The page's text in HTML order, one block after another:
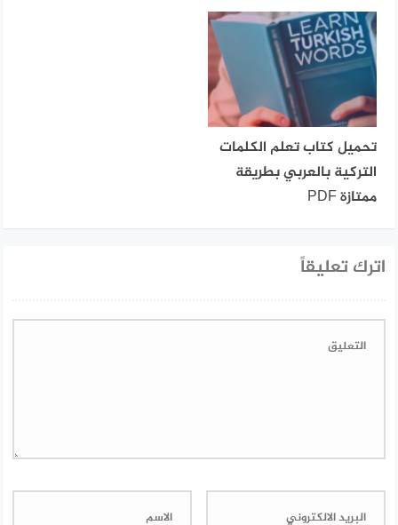
تحميل كتاب تعلم الكلمات
التركية بالعربي بطريقة
ممتازة PDF
اترك تعليقاً